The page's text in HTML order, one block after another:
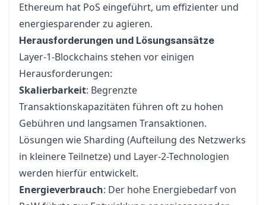
Ethereum hat PoS eingeführt, um effizienter und
energiesparender zu agieren.
Herausforderungen und Lösungsansätze
Layer-1-Blockchains stehen vor einigen
Herausforderungen:
Skalierbarkeit: Begrenzte
Transaktionskapazitäten führen oft zu hohen
Gebühren und langsamen Transaktionen.
Lösungen wie Sharding (Aufteilung des Netzwerks
in kleinere Teilnetze) und Layer-2-Technologien
werden hierfür entwickelt.
Energieverbrauch: Der hohe Energiebedarf von